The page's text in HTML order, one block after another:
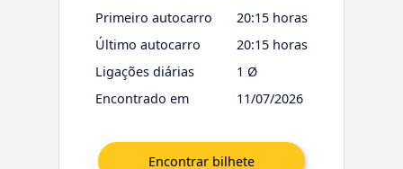
Primeiro autocarro
20:15 horas
Último autocarro
20:15 horas
Ligações diárias
1 Ø
Encontrado em
11/07/2026